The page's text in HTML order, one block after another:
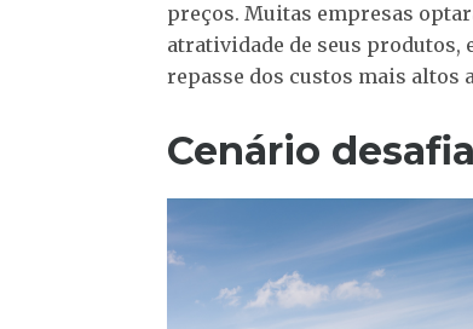
preços. Muitas empresas
atratividade de seus
repasse dos custos mais altos
Cenário